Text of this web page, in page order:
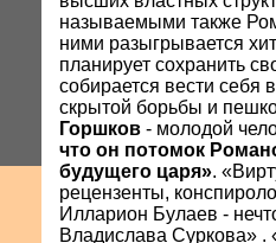
называемыми также
ними разыгрывается
планирует сохранить
собирается вести себя
скрытой борьбы и
Горшков - молодой
что он потомок
будущего царя».
рецензенты,
Илларион Булаев -
Владислава Суркова» .